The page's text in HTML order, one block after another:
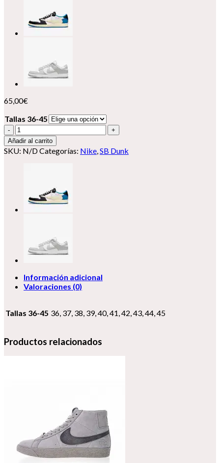
65,00€
Tallas 36-45
Nike
SB
Dunk
Low
Añadir al carrito
SKU: N/DCategorías: Nike,SB Dunk
Información adicional
Valoraciones (0)
Tallas 36-45 36, 37, 38, 39, 40, 41, 42, 43, 44, 45
Productos relacionados